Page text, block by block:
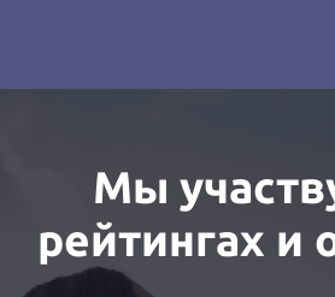
Мы
рейтингах и